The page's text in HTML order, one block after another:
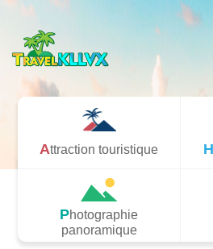
Attraction touristique
Photographie
panoramique